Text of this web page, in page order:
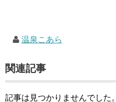
温泉こあら
関連記事
記事は見つかりませんでした。